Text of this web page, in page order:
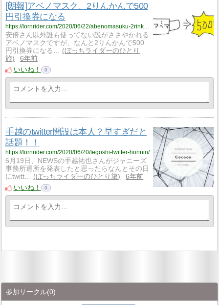
[朗報]アベノマスク、2りんかんで500
円引換券になる
安倍さん以外誰も使ってない説がささやかれる
アベノマスクですが、なんと2りんかんで500
円引換券になる…
ぼっちライダーのひとり
旅
6年前
いいね！
0
手越のtwitter開設は本人？早すぎだと
話題！！
https://lornrider.com/2020/06/20/tegoshi-twitter-honnin/
6月19日、NEWSの手越祐也さんがジャニーズ
事務所退所を発表したと思ったらなんとその日
にtwitt…
ぼっちライダーのひとり旅
6年前
いいね！
0
参加サークル(0)